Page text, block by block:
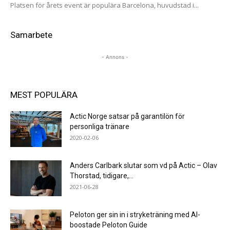
Platsen för årets event är populära Barcelona, huvudstad i...
Samarbete
- Annons -
MEST POPULÄRA
Actic Norge satsar på garantilön för
personliga tränare
2020-02-06
Anders Carlbark slutar som vd på Actic – Olav
Thorstad, tidigare,...
2021-06-28
Peloton ger sin in i stryketräning med AI-
boostade Peloton Guide